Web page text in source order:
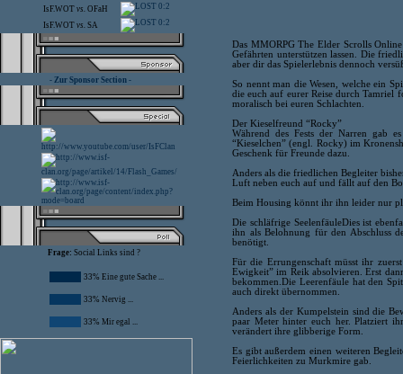
IsF.WOT vs. OFaH 0:2
IsF.WOT vs. SA 0:2
- Zur Sponsor Section -
Frage: Social Links sind ?
33% Eine gute Sache ...
33% Nervig ...
33% Mir egal ...
Das MMORPG The Elder Scrolls
Gefährten unterstützen lassen. Die
aber dir das Spielerlebnis dennoch
So nennt man die Wesen, welche ein
die euch auf eurer Reise durch Tamriel
moralisch bei euren Schlachten.
Der Kieselfreund “Rocky”
Während des Fests der Narren gab
“Kieselchen” (engl. Rocky) im
Geschenk für Freunde dazu.
Anders als die friedlichen Begleiter
Luft neben euch auf und fällt auf den
Beim Housing könnt ihr ihn leider nur
Die schläfrige SeelenfäuleDies ist
ihn als Belohnung für den Abschluss
benötigt.
Für die Errungenschaft müsst ihr
Ewigkeit” im Reik absolvieren. Erst
bekommen.Die Leerenfäule hat den
auch direkt übernommen.
Anders als der Kumpelstein sind die
paar Meter hinter euch her. Platziert
verändert ihre glibberige Form.
Es gibt außerdem einen weiteren
Feierlichkeiten zu Murkmire gab.